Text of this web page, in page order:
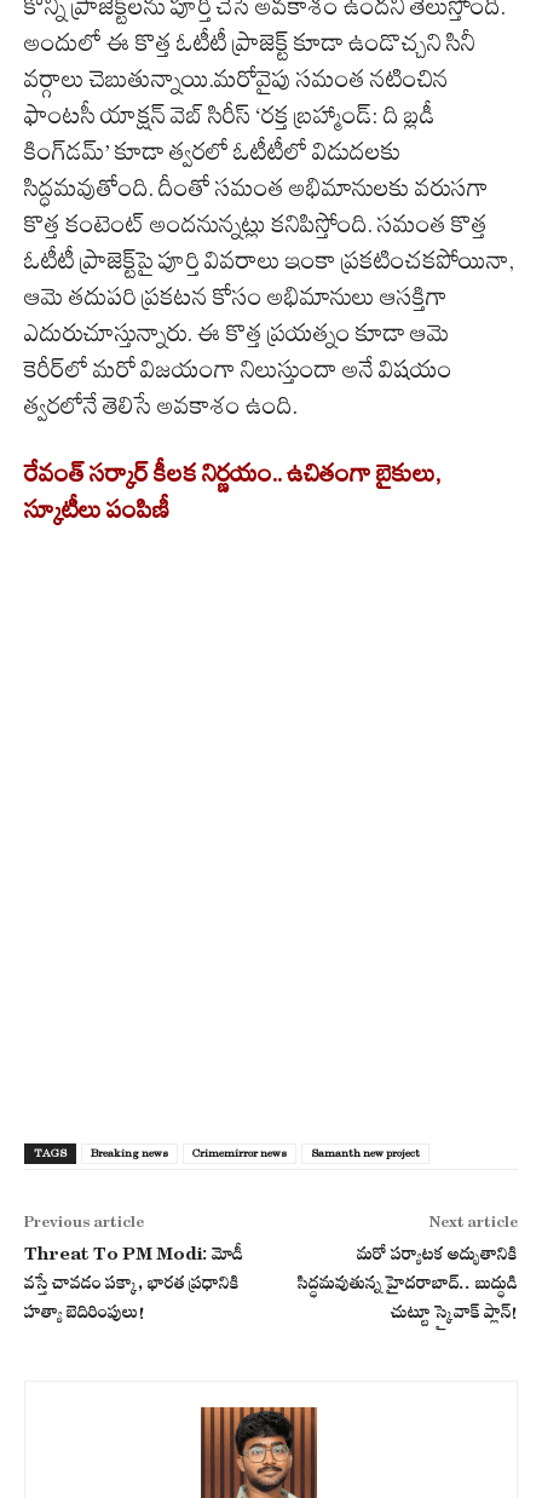
కొన్ని ప్రాజెక్ట్‌లను పూర్తి చేసే అవకాశం ఉందని తెలుస్తోంది.
అందులో ఈ కొత్త ఓటీటీ ప్రాజెక్ట్ కూడా ఉండొచ్చని సినీ
వర్గాలు చెబుతున్నాయి.మరోవైపు సమంత నటించిన
ఫాంటసీ యాక్షన్ వెబ్ సిరీస్ ‘రక్త బ్రహ్మాండ్: ది బ్లడీ
కింగ్‌డమ్’ కూడా త్వరలో ఓటీటీలో విడుదలకు
సిద్ధమవుతోంది. దీంతో సమంత అభిమానులకు వరుసగా
కొత్త కంటెంట్ అందనున్నట్లు కనిపిస్తోంది. సమంత కొత్త
ఓటీటీ ప్రాజెక్ట్‌పై పూర్తి వివరాలు ఇంకా ప్రకటించకపోయినా,
ఆమె తదుపరి ప్రకటన కోసం అభిమానులు ఆసక్తిగా
ఎదురుచూస్తున్నారు. ఈ కొత్త ప్రయత్నం కూడా ఆమె
కెరీర్‌లో మరో విజయంగా నిలుస్తుందా అనే విషయం
త్వరలోనే తెలిసే అవకాశం ఉంది.
రేవంత్‌ సర్కార్‌ కీలక నిర్ణయం.. ఉచితంగా బైకులు,
స్కూటీలు పంపిణీ
TAGS Breaking news Crimemirror news Samanth new project
Previous article
Threat To PM Modi: మోడీ
వస్తే చావడం పక్కా, భారత ప్రధానికి
హత్యా బెదిరింపులు!
Next article
మరో పర్యాటక అద్భుతానికి
సిద్ధమవుతున్న హైదరాబాద్.. బుద్ధుడి
చుట్టూ స్కైవాక్ ప్లాన్!